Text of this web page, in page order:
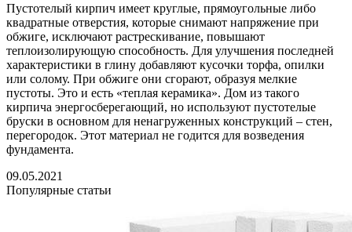
Пустотелый кирпич имеет круглые, прямоугольные либо
квадратные отверстия, которые снимают напряжение при
обжиге, исключают растрескивание, повышают
теплоизолирующую способность. Для улучшения последней
характеристики в глину добавляют кусочки торфа, опилки
или солому. При обжиге они сгорают, образуя мелкие
пустоты. Это и есть «теплая керамика». Дом из такого
кирпича энергосберегающий, но используют пустотелые
бруски в основном для ненагруженных конструкций – стен,
перегородок. Этот материал не годится для возведения
фундамента.
09.05.2021
Популярные статьи